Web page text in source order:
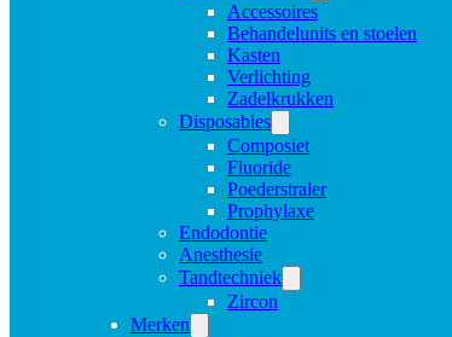
Accessoires
Behandelunits en stoelen
Kasten
Verlichting
Zadelkrukken
Disposables
Composiet
Fluoride
Poederstraler
Prophylaxe
Endodontie
Anesthesie
Tandtechniek
Zircon
Merken